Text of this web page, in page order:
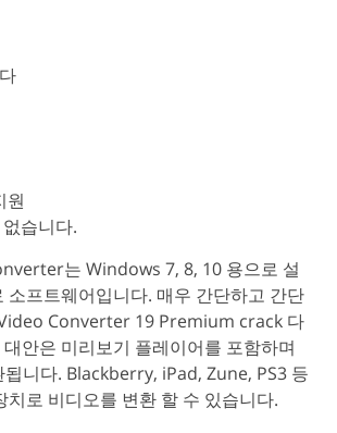
원
습니다.
는 Windows 7, 8, 10 용으로 설
소프트웨어입니다. 매우 간단하고 간단
Converter 19 Premium crack 다
안은 미리보기 플레이어를 포함하며
됩니다. Blackberry, iPad, Zune, PS3 등
치로 비디오를 변환 할 수 있습니다.